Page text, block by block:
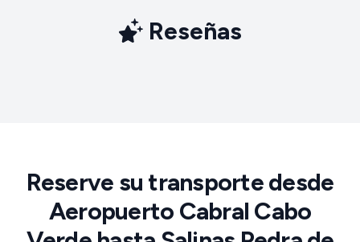
Reseñas
Reserve su transporte desde
Aeropuerto Cabral Cabo